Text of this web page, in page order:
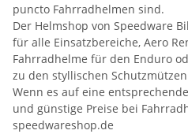
puncto Fahrradhelmen sind.
Der Helmshop von Speedware
für alle Einsatzbereiche, Aero
Fahrradhelme für den Enduro
zu den styllischen
Wenn es auf eine
und günstige Preise bei
speedwareshop.de